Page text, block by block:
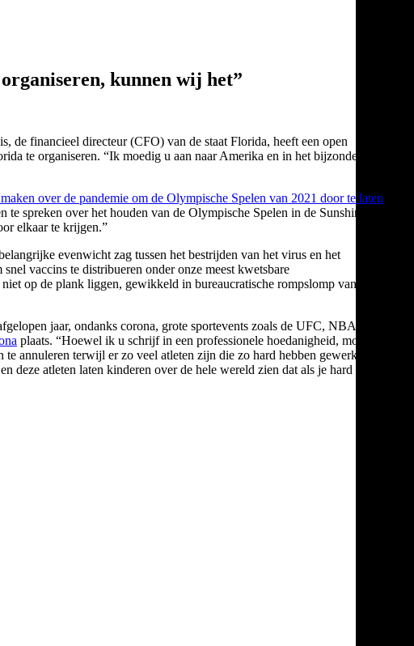
kunnen wij het”
financieel directeur (CFO) van de staat Florida, heeft een open
te organiseren. “Ik moedig u aan naar Amerika en in het bijzonder de
over de pandemie om de Olympische Spelen van 2021 door te laten
spreken over het houden van de Olympische Spelen in de Sunshine
elkaar te krijgen.”
evenwicht zag tussen het bestrijden van het virus en het
vaccins te distribueren onder onze meest kwetsbare
op de plank liggen, gewikkeld in bureaucratische rompslomp van de
jaar, ondanks corona, grote sportevents zoals de UFC, NBA en
plaats. “Hoewel ik u schrijf in een professionele hoedanigheid, moet ik
annuleren terwijl er zo veel atleten zijn die zo hard hebben gewerkt voor
atleten laten kinderen over de hele wereld zien dat als je hard werkt